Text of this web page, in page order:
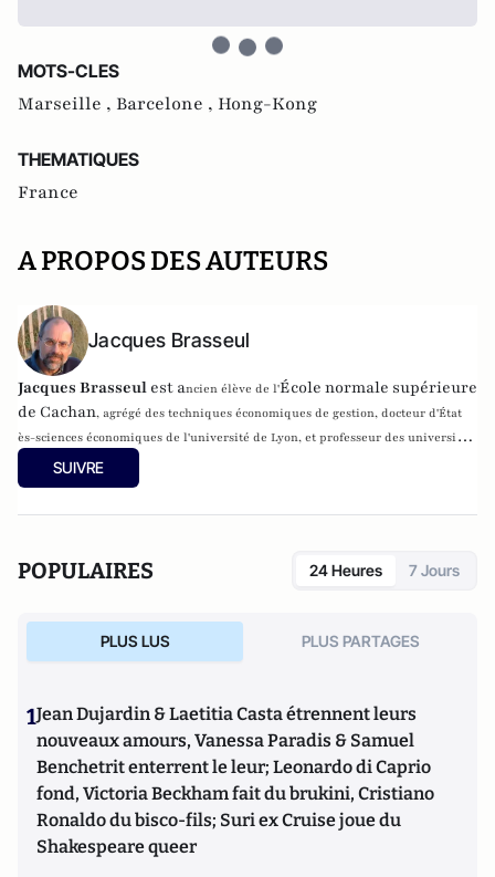
MOTS-CLES
Marseille , Barcelone , Hong-Kong
THEMATIQUES
France
A PROPOS DES AUTEURS
Jacques Brasseul
Jacques Brasseul est ancien élève de l'École normale supérieure
de Cachan, agrégé des techniques économiques de gestion, docteur d'État
ès-sciences économiques de l'université de Lyon, et professeur des universités
en sciences économiques. Il est notamment l'auteur de l'ouvrage
des faits économiques: Des origines à nos jours
SUIVRE
POPULAIRES 24 Heures 7 Jours
PLUS LUS PLUS PARTAGES
1Jean Dujardin & Laetitia Casta étrennent leurs
nouveaux amours, Vanessa Paradis & Samuel
Benchetrit enterrent le leur; Leonardo di Caprio
fond, Victoria Beckham fait du brukini, Cristiano
Ronaldo du bisco-fils; Suri ex Cruise joue du
Shakespeare queer